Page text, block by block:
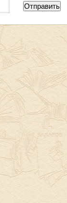
Отправить